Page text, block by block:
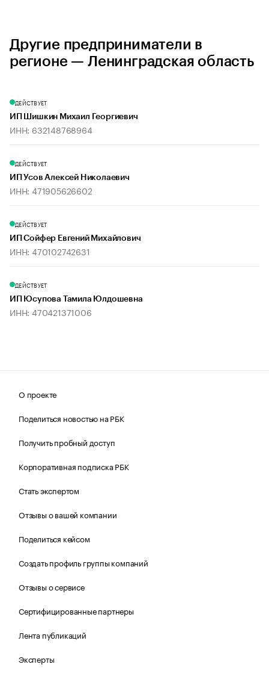
Другие предприниматели в
регионе — Ленинградская область
ДЕЙСТВУЕТ
ИП Шишкин Михаил Георгиевич
ИНН: 632148768964
ДЕЙСТВУЕТ
ИП Усов Алексей Николаевич
ИНН: 471905626602
ДЕЙСТВУЕТ
ИП Сойфер Евгений Михайлович
ИНН: 470102742631
ДЕЙСТВУЕТ
ИП Юсупова Тамила Юлдошевна
ИНН: 470421371006
О проекте
Поделиться новостью на РБК
Получить пробный доступ
Корпоративная подписка РБК
Стать экспертом
Отзывы о вашей компании
Поделиться кейсом
Создать профиль группы компаний
Отзывы о сервисе
Сертифицированные партнеры
Лента публикаций
Эксперты